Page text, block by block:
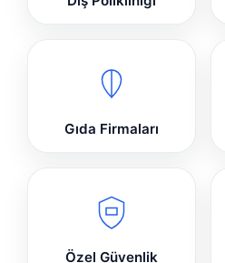
Gıda Firmaları
Özel Güvenlik